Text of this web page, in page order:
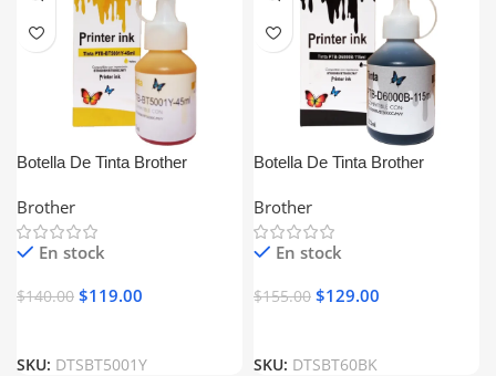
Botella De Tinta Brother
Brother
En stock
$140.00 $119.00
SKU: DTSBT5001Y
Botella De Tinta Brother
Brother
En stock
$155.00 $129.00
SKU: DTSBT60BK